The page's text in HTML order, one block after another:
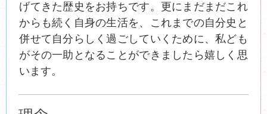
げてきた歴史をお持ちです。更にまだまだこれ
からも続く自身の生活を、これまでの自分史と
併せて自分らしく過ごしていくために、私ども
がその一助となることができましたら嬉しく思
います。